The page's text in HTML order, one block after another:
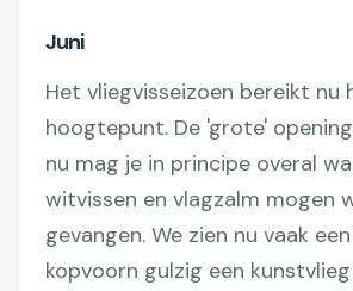
Juni
Het vliegvisseizoen bereikt nu
hoogtepunt. De 'grote'
nu mag je in principe overal
witvissen en vlagzalm mogen
gevangen. We zien nu vaak
kopvoorn gulzig een